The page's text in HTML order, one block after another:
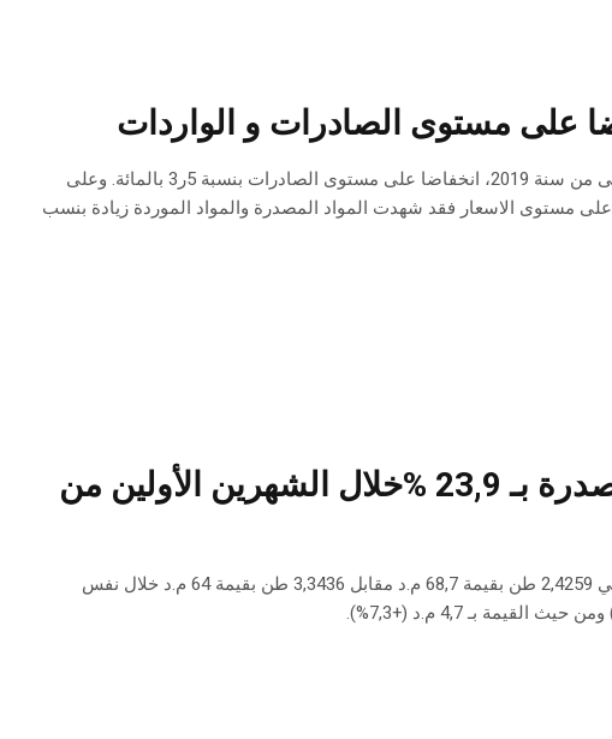
على مستوى الصادرات و الواردات
سجل التبادل التجاري مع الخارج بالأسعار القارة خلال الخمسة أشهر الأولى من سنة 2019، انخفاضا على مستوى الصادرات بنسبة 5ر3 بالمائة. وعلى
بنسبة 1ر3 بالمائة مقارنة بالفترة نفسها لسنة 2018. أما على مستوى الاسعار فقد شهدت المواد المصدرة والمواد الموردة زيادة بنسب
إرتفاع كميات منتجات الصيد البحري المصدرة بـ 23,9 %خلال الشهرين الأولين من
بلغت صـادرات منتجات الصّيد البحـري إلى موفّى شهر فيفري 2019 حـوالي 2,4259 طن بقيمة 68,7 م.د مقابل 3,3436 طن بقيمة 64 م.د خلال نفس